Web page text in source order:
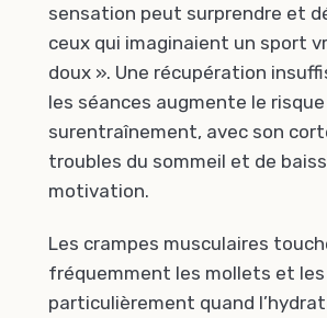
sensation peut surprendre et
ceux qui imaginaient un sport
doux ». Une récupération
les séances augmente le risque
surentraînement, avec son
troubles du sommeil et de
motivation.
Les crampes musculaires
fréquemment les mollets et les
particulièrement quand